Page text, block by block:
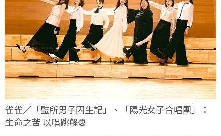
雀雀／「監所男子囚生記」、「陽光女子合唱團」：
生命之苦 以唱跳解憂